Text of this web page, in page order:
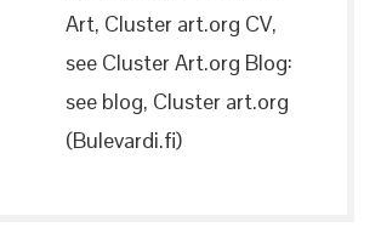
Art, Cluster art.org CV,
see Cluster Art.org Blog:
see blog, Cluster art.org
(Bulevardi.fi)